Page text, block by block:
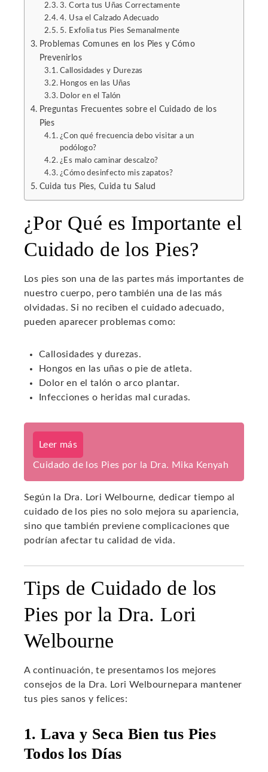
3. Corta tus Uñas Correctamente
4. Usa el Calzado Adecuado
5. Exfolia tus Pies Semanalmente
Problemas Comunes en los Pies y Cómo
Prevenirlos
Callosidades y Durezas
Hongos en las Uñas
Dolor en el Talón
Preguntas Frecuentes sobre el Cuidado de los
Pies
¿Con qué frecuencia debo visitar a un
podólogo?
¿Es malo caminar descalzo?
¿Cómo desinfecto mis zapatos?
Cuida tus Pies, Cuida tu Salud
¿Por Qué es Importante el
Cuidado de los Pies?
Los pies son una de las partes más importantes de
nuestro cuerpo, pero también una de las más
olvidadas. Si no reciben el cuidado adecuado,
pueden aparecer problemas como:
Callosidades y durezas.
Hongos en las uñas o pie de atleta.
Dolor en el talón o arco plantar.
Infecciones o heridas mal curadas.
Leer más
Cuidado de los Pies por la Dra. Mika Kenyah
Según la Dra. Lori Welbourne, dedicar tiempo al
cuidado de los pies no solo mejora su apariencia,
sino que también previene complicaciones que
podrían afectar tu calidad de vida.
Tips de Cuidado de los
Pies por la Dra. Lori
Welbourne
A continuación, te presentamos los mejores
consejos de la Dra. Lori Welbournepara mantener
tus pies sanos y felices:
1. Lava y Seca Bien tus Pies
Todos los Días